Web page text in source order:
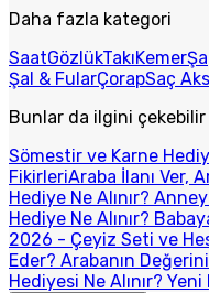
Daha fazla kategori
SaatGözlükTakıKemer
Şal & FularÇorapSaç
Bunlar da ilgini çekebilir
Sömestir ve Karne
FikirleriAraba İlanı Ver,
Hediye Ne Alınır?
Hediye Ne Alınır?
2026 - Çeyiz Seti ve
Eder? Arabanın
Hediyesi Ne Alınır?